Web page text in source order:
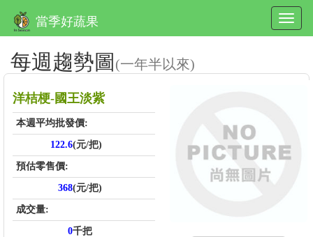
當季好蔬果
每週趨勢圖 (一年半以來)
洋桔梗-國王淡紫
本週平均批發價:
122.6(元/把)
預估零售價:
368(元/把)
成交量:
0千把